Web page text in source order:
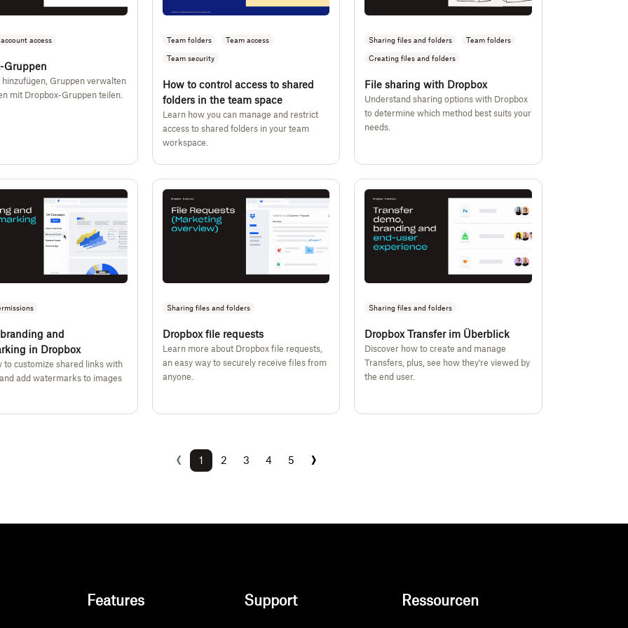
access
Gruppen
Gruppen verwalten
mit Dropbox-Gruppen teilen.
Team folders Team access
Team security
How to control access to shared
folders in the team space
Learn how you can manage and restrict
access to shared folders in your team
workspace.
Sharing files and folders Team folders
Creating files and folders
File sharing with Dropbox
Understand sharing options with Dropbox
to determine which method best suits your
needs.
and
in Dropbox
to customize shared links with
add watermarks to images
Sharing files and folders
Dropbox file requests
Learn more about Dropbox file requests,
an easy way to securely receive files from
anyone.
Sharing files and folders
Dropbox Transfer im Überblick
Discover how to create and manage
Transfers, plus, see how they're viewed by
the end user.
‹Previous
1(current)
2 3 4 5 ›Next
Features Support Ressourcen